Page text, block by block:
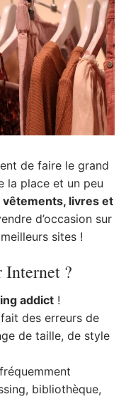
de faire le grand
la place et un peu
vêtements, livres et
d’occasion sur
sites !
Internet ?
addict !
des erreurs de
de taille, de style
bibliothèque,